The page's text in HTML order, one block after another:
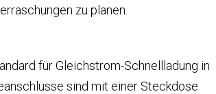
zu planen.
für Gleichstrom-Schnellladung in
sind mit einer Steckdose